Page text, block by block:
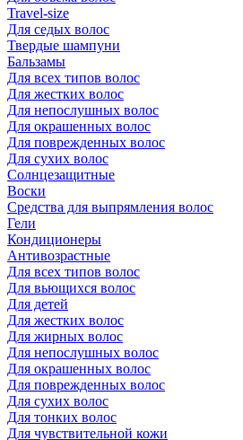
Travel-size
Для седых волос
Твердые шампуни
Бальзамы
Для всех типов волос
Для жестких волос
Для непослушных волос
Для окрашенных волос
Для поврежденных волос
Для сухих волос
Солнцезащитные
Воски
Средства для выпрямления волос
Гели
Кондиционеры
Антивозрастные
Для всех типов волос
Для вьющихся волос
Для детей
Для жестких волос
Для жирных волос
Для непослушных волос
Для окрашенных волос
Для поврежденных волос
Для сухих волос
Для тонких волос
Для чувствительной кожи